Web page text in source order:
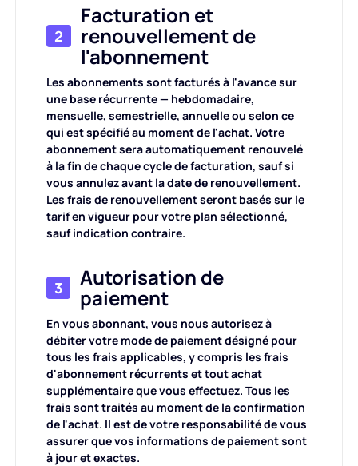
Compresseur d'images gratuit
Outils de commerce électronique
Modèles de mode IA
Recoloration de vêtements
Générateur d'arrière-plan IA
Droits d'auteur sur les images
Générateur de visage IA
Extension d'image AI
Optimiseur d'image sur Shopify
Outils PDF
Traducteur PDF
Compresser un PDF en ligne
Fusionner des fichiers PDF en ligne
Convertir un PDF en Word en ligne
Convertir un PDF en Excel en ligne
Convertir un PDF en PPT en ligne
Conversion de fichiers JPG en PDF en ligne
Découvrir tous les outils
2
Facturation et
renouvellement de
l'abonnement
Les abonnements sont facturés à l'avance sur
une base récurrente — hebdomadaire,
mensuelle, semestrielle, annuelle ou selon ce
qui est spécifié au moment de l'achat. Votre
abonnement sera automatiquement renouvelé
à la fin de chaque cycle de facturation, sauf si
vous annulez avant la date de renouvellement.
Les frais de renouvellement seront basés sur le
tarif en vigueur pour votre plan sélectionné,
sauf indication contraire.
3 Autorisation de
paiement
En vous abonnant, vous nous autorisez à
débiter votre mode de paiement désigné pour
tous les frais applicables, y compris les frais
d'abonnement récurrents et tout achat
supplémentaire que vous effectuez. Tous les
frais sont traités au moment de la confirmation
de l'achat. Il est de votre responsabilité de vous
assurer que vos informations de paiement sont
à jour et exactes.